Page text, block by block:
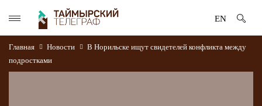
EN
Главная Новости
В Норильске ищут свидетелей конфликта между
подростками